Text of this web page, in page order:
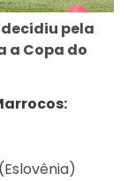
pela
a Copa do